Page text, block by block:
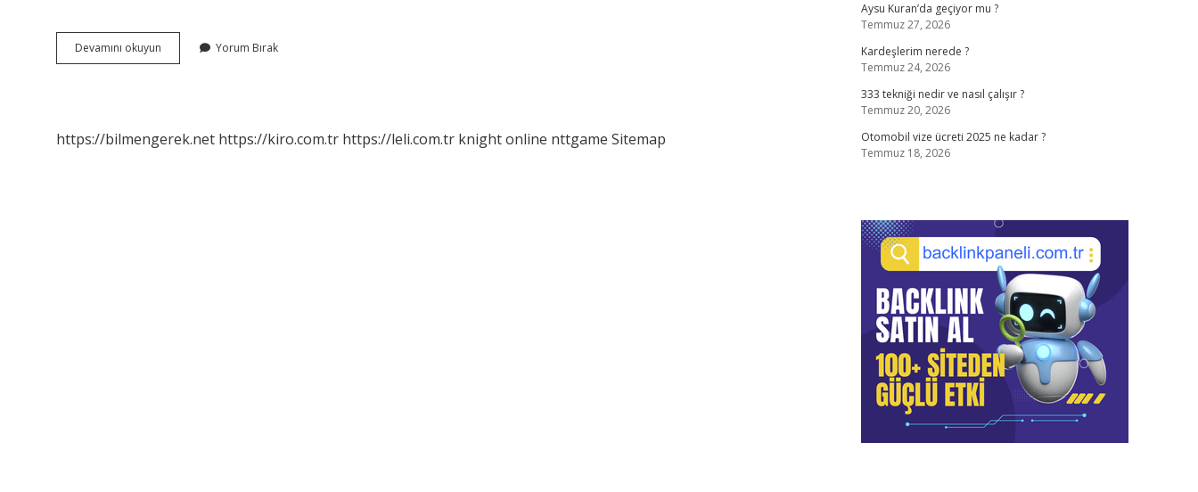
Devamını okuyun
Garnitür
Yorum Bırak
https://bilmengerek.net https://kiro.com.tr https://leli.com.tr knight online nttgame Sitemap
Aysu Kuran’da geçiyor mu ?
Temmuz 27, 2026
Kardeşlerim nerede ?
Temmuz 24, 2026
333 tekniği nedir ve nasıl çalışır ?
Temmuz 20, 2026
Otomobil vize ücreti 2025 ne kadar ?
Temmuz 18, 2026